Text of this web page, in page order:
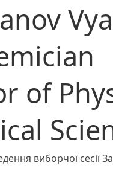
of
виборчої сесії